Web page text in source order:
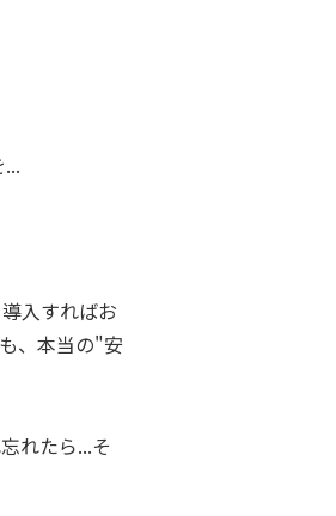
入すればお
、本当の"安
れたら...そ